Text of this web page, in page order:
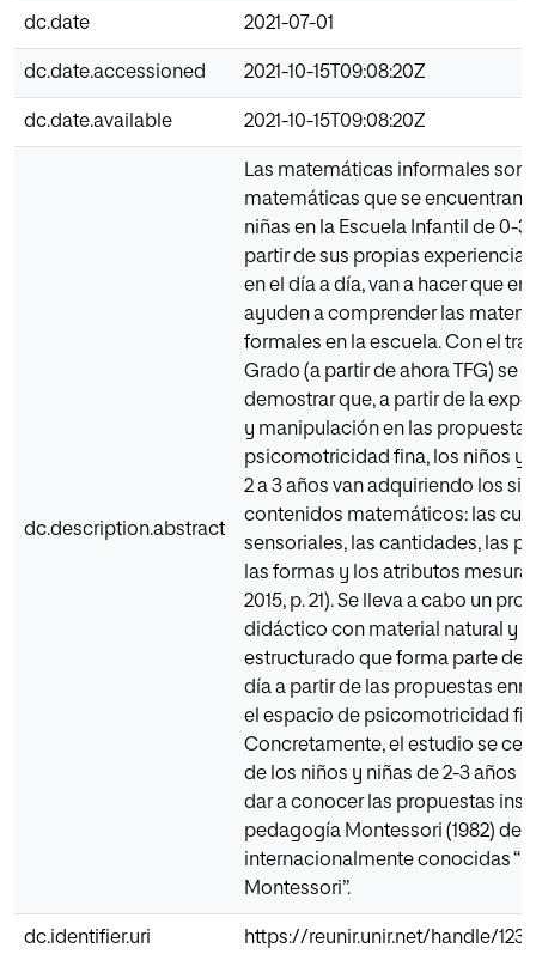
dc.date 2021-07-01
dc.date.accessioned 2021-10-15T09:08:20Z
dc.date.available 2021-10-15T09:08:20Z
dc.description.abstract
Las matemáticas informales son
matemáticas que se encuentran
niñas en la Escuela Infantil de 0-3
partir de sus propias
en el día a día, van a hacer que en
ayuden a comprender las
formales en la escuela. Con el
Grado (a partir de ahora TFG) se
demostrar que, a partir de la
y manipulación en las
psicomotricidad fina, los niños y
2 a 3 años van adquiriendo los
contenidos matemáticos: las
sensoriales, las cantidades, las
las formas y los atributos
2015, p. 21). Se lleva a cabo un
didáctico con material natural y
estructurado que forma parte de
día a partir de las propuestas
el espacio de psicomotricidad
Concretamente, el estudio se
de los niños y niñas de 2-3 años
dar a conocer las propuestas
pedagogía Montessori (1982) de
internacionalmente conocidas
Montessori”.
dc.identifier.uri https://reunir.unir.net/handle/